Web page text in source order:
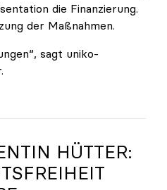
die Finanzierung.
der Maßnahmen.
sagt uniko-
gegen zunehmende Gefahr
HÜTTER: